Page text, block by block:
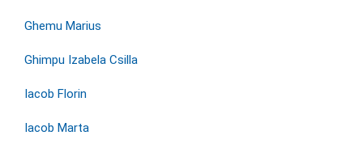
Ghemu Marius
Ghimpu Izabela Csilla
Iacob Florin
Iacob Marta